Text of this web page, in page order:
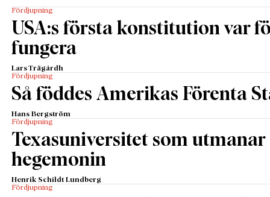
Fördjupning
USA:s första konstitution var
fungera
Lars Trägårdh
Fördjupning
Så föddes Amerikas Förenta
Hans Bergström
Fördjupning
Texasuniversitet som utmanar
hegemonin
Henrik Schildt Lundberg
Fördjupning